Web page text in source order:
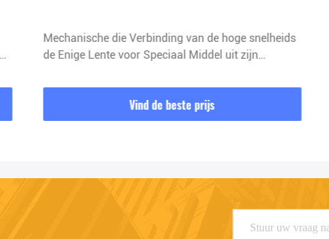
Mechanische die Verbinding van de hoge snelheids
de Enige Lente voor Speciaal Middel uit zijn
Vind de beste prijs